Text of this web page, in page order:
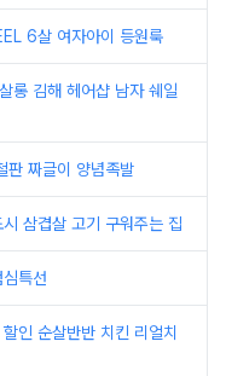
6살 여자아이 등원룩
롱 김해 헤어샵 남자 쉐일
판 짜글이 양념족발
삼겹살 고기 구워주는 집
특선
인 순살반반 치킨 리얼치